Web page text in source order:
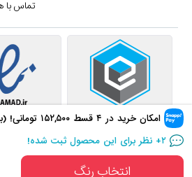
امکان خرید در ۴ قسط ۱۵۲,۵۰۰ تومانی! در سبد خرید۵۰+ نفر!
۲+ نظر برای این محصول ثبت شده!
در سبد خرید۵۰+ نفر!
انتخاب رنگ
تماس با
کلیه حقوق این سایت متعلق